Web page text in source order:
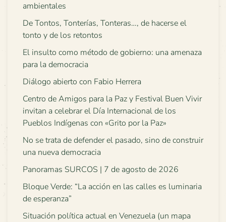
ambientales
De Tontos, Tonterías, Tonteras…, de hacerse el
tonto y de los retontos
El insulto como método de gobierno: una amenaza
para la democracia
Diálogo abierto con Fabio Herrera
Centro de Amigos para la Paz y Festival Buen Vivir
invitan a celebrar el Día Internacional de los
Pueblos Indígenas con «Grito por la Paz»
No se trata de defender el pasado, sino de construir
una nueva democracia
Panoramas SURCOS | 7 de agosto de 2026
Bloque Verde: “La acción en las calles es luminaria
de esperanza”
Situación política actual en Venezuela (un mapa